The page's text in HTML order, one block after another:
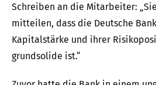
Schreiben an die Mitarbeiter:
mitteilen, dass die Deutsche
Kapitalstärke und ihrer
grundsolide ist.“